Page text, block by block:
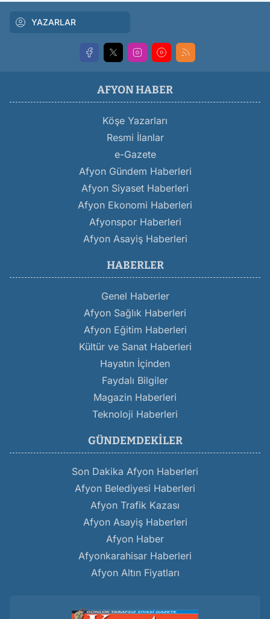
YAZARLAR
AFYON HABER
Köşe Yazarları
Resmi İlanlar
e-Gazete
Afyon Gündem Haberleri
Afyon Siyaset Haberleri
Afyon Ekonomi Haberleri
Afyonspor Haberleri
Afyon Asayiş Haberleri
HABERLER
Genel Haberler
Afyon Sağlık Haberleri
Afyon Eğitim Haberleri
Kültür ve Sanat Haberleri
Hayatın İçinden
Faydalı Bilgiler
Magazin Haberleri
Teknoloji Haberleri
GÜNDEMDEKILER
Son Dakika Afyon Haberleri
Afyon Belediyesi Haberleri
Afyon Trafik Kazası
Afyon Asayiş Haberleri
Afyon Haber
Afyonkarahisar Haberleri
Afyon Altın Fiyatları